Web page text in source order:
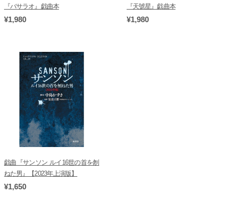
『バサラオ』戯曲本
¥1,980
『天號星』戯曲本
¥1,980
戯曲『サンソン ルイ16世の首を刎
ねた男』【2023年上演版】
¥1,650